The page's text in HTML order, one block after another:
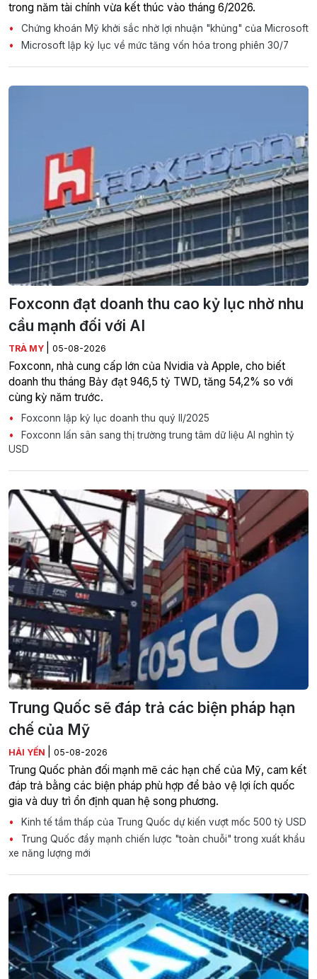
trong năm tài chính vừa kết thúc vào tháng 6/2026.
Chứng khoán Mỹ khởi sắc nhờ lợi nhuận "khủng" của Microsoft
Microsoft lập kỷ lục về mức tăng vốn hóa trong phiên 30/7
Foxconn đạt doanh thu cao kỷ lục nhờ nhu
cầu mạnh đối với AI
TRÀ MY 05-08-2026
Foxconn, nhà cung cấp lớn của Nvidia và Apple, cho biết
doanh thu tháng Bảy đạt 946,5 tỷ TWD, tăng 54,2% so với
cùng kỳ năm trước.
Foxconn lập kỷ lục doanh thu quý II/2025
Foxconn lấn sân sang thị trường trung tâm dữ liệu AI nghìn tỷ
USD
Trung Quốc sẽ đáp trả các biện pháp hạn
chế của Mỹ
HẢI YẾN 05-08-2026
Trung Quốc phản đối mạnh mẽ các hạn chế của Mỹ, cam kết
đáp trả bằng các biện pháp phù hợp để bảo vệ lợi ích quốc
gia và duy trì ổn định quan hệ song phương.
Kinh tế tầm thấp của Trung Quốc dự kiến vượt mốc 500 tỷ USD
Trung Quốc đẩy mạnh chiến lược "toàn chuỗi" trong xuất khẩu
xe năng lượng mới